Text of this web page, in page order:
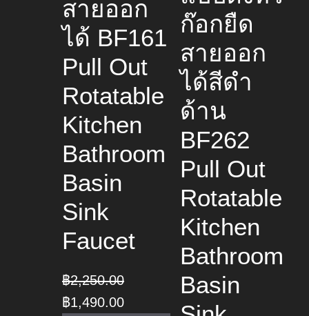
สายออก
ได้ BF161
Pull Out
Rotatable
Kitchen
Bathroom
Basin
Sink
Faucet
฿2,250.00
Original
฿1,490.00Current
ก๊อกยืด
สายออก
ได้สีดำ
ด้าน
BF262
Pull Out
Rotatable
Kitchen
Bathroom
Basin